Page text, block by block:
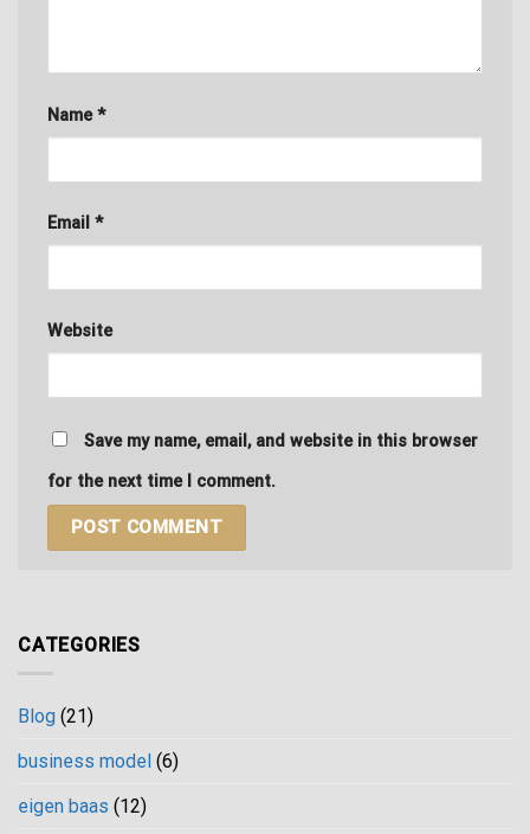
Name*
Email *
Website
Save my name, email, and website in this browser
for the next time I comment.
CATEGORIES
Blog (21)
business model (6)
eigen baas (12)